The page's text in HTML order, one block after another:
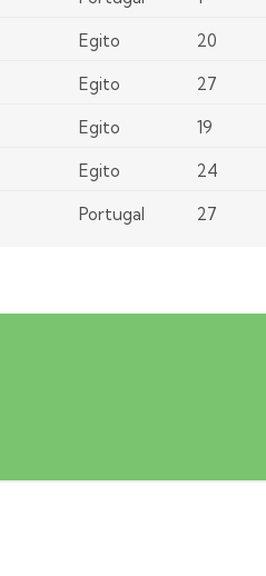
Egito 20
Egito 27
Egito 19
Egito 24
Portugal 27